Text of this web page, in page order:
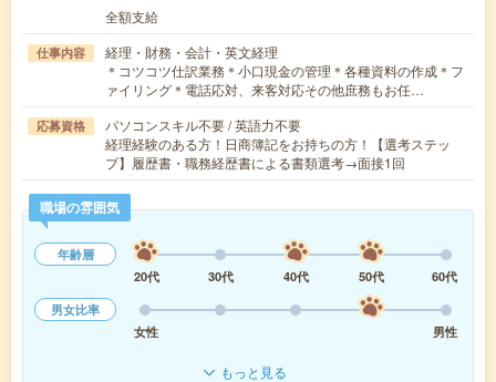
全額支給
仕事内容
経理・財務・会計・英文経理
＊コツコツ仕訳業務＊小口現金の管理＊各種資料の作成＊フ
ァイリング＊電話応対、来客対応その他庶務もお任…
応募資格
パソコンスキル不要 / 英語力不要
経理経験のある方！日商簿記をお持ちの方！【選考ステッ
プ】履歴書・職務経歴書による書類選考→面接1回
職場の雰囲気
年齢層
20代
30代 40代 50代
60代
男女比率
女性
男性
もっと見る